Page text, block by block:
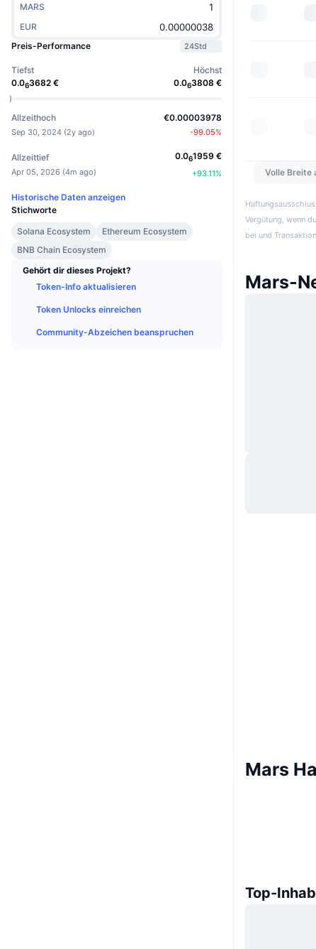
MARS
EUR
Preis-Performance
24Std
Tiefst
0.063682 €
Höchst
0.063808 €
Allzeithoch
Sep 30, 2024 (2y ago)
€0.00003978
-99.05%
Allzeittief
Apr 05, 2026 (4m ago)
0.061959 €
+93.11%
Historische Daten anzeigen
Stichworte
Solana Ecosystem
Ethereum Ecosystem
BNB Chain Ecosystem
Gehört dir dieses Projekt?
Token-Info aktualisieren
Token Unlocks einreichen
Community-Abzeichen beanspruchen
Volle Breite
Vergütung, wenn
bei und
Mars-
Mars
Top-